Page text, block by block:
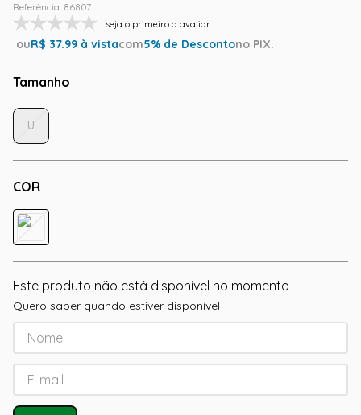
Referência: 86807
seja o primeiro a avaliar
ouR$ 37.99 à vistacom5% de Descontono PIX.
Tamanho
COR
U
Este produto não está disponível no momento
Quero saber quando estiver disponível